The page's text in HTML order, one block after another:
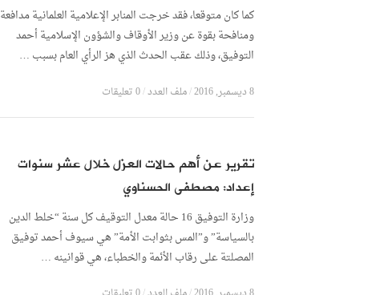
كما كان متوقعا، فقد خرجت المنابر الإعلامية العلمانية مدافعة
ومنافحة بقوة عن وزير الأوقاف والشؤون الإسلامية أحمد
التوفيق، وذلك عقب الحدث الذي هز الرأي العام بسبب …
8 ديسمبر, 2016 /ملف العدد/0 تعليقات
تقرير عن أهم حالات العزل خلال عشر سنوات
إعداد: مصطفى الحسناوي
وزارة التوفيق 16 حالة معدل التوقيف كل سنة “خلط الدين
بالسياسة” و”المس بثوابت الأمة” هي سيوف أحمد توفيق
المصلتة على رقاب الأئمة والخطباء، هي قوانينه …